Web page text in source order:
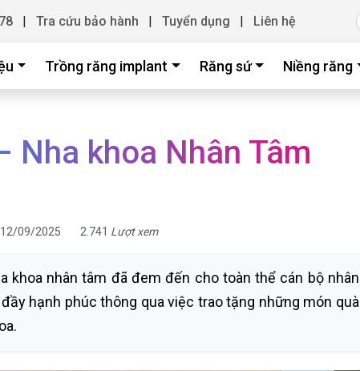
| Tra cứu bảo hành | Tuyển dụng | Liên hệ
Trồng răng implant Răng sứ Niềng răng
Nha khoa Nhân Tâm
12/09/2025 2.741 Lượt xem
khoa nhân tâm đã đem đến cho toàn thể cán bộ nhân
hạnh phúc thông qua việc trao tặng những món quà